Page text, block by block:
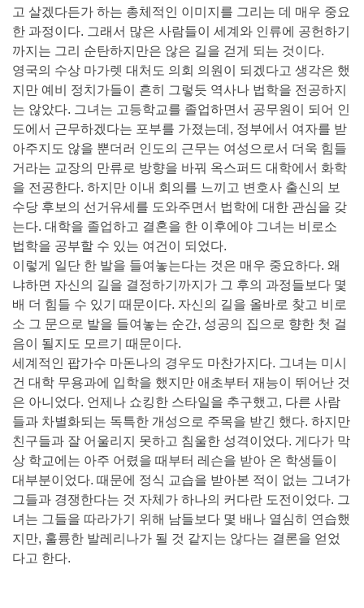
고 살겠다든가 하는 총체적인 이미지를 그리는 데 매우 중요
한 과정이다. 그래서 많은 사람들이 세계와 인류에 공헌하기
까지는 그리 순탄하지만은 않은 길을 걷게 되는 것이다.
영국의 수상 마가렛 대처도 의회 의원이 되겠다고 생각은 했
지만 예비 정치가들이 흔히 그렇듯 역사나 법학을 전공하지
는 않았다. 그녀는 고등학교를 졸업하면서 공무원이 되어 인
도에서 근무하겠다는 포부를 가졌는데, 정부에서 여자를 받
아주지도 않을 뿐더러 인도의 근무는 여성으로서 더욱 힘들
거라는 교장의 만류로 방향을 바꿔 옥스퍼드 대학에서 화학
을 전공한다. 하지만 이내 회의를 느끼고 변호사 출신의 보
수당 후보의 선거유세를 도와주면서 법학에 대한 관심을 갖
는다. 대학을 졸업하고 결혼을 한 이후에야 그녀는 비로소
법학을 공부할 수 있는 여건이 되었다.
이렇게 일단 한 발을 들여놓는다는 것은 매우 중요하다. 왜
냐하면 자신의 길을 결정하기까지가 그 후의 과정들보다 몇
배 더 힘들 수 있기 때문이다. 자신의 길을 올바로 찾고 비로
소 그 문으로 발을 들여놓는 순간, 성공의 집으로 향한 첫 걸
음이 될지도 모르기 때문이다.
세계적인 팝가수 마돈나의 경우도 마찬가지다. 그녀는 미시
건 대학 무용과에 입학을 했지만 애초부터 재능이 뛰어난 것
은 아니었다. 언제나 쇼킹한 스타일을 추구했고, 다른 사람
들과 차별화되는 독특한 개성으로 주목을 받긴 했다. 하지만
친구들과 잘 어울리지 못하고 침울한 성격이었다. 게다가 막
상 학교에는 아주 어렸을 때부터 레슨을 받아 온 학생들이
대부분이었다. 때문에 정식 교습을 받아본 적이 없는 그녀가
그들과 경쟁한다는 것 자체가 하나의 커다란 도전이었다. 그
녀는 그들을 따라가기 위해 남들보다 몇 배나 열심히 연습했
지만, 훌륭한 발레리나가 될 것 같지는 않다는 결론을 얻었
다고 한다.